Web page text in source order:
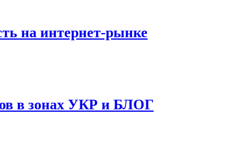
на интернет-рынке
в зонах УКР и БЛОГ